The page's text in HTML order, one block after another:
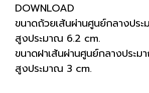
DOWNLOAD
ขนาดถ้วยเส้นผ่านศูนย์กลางปร
สูงประมาณ 6.2 cm.
ขนาดฝาเส้นผ่านศูนย์กลางประ
สูงประมาณ 3 cm.